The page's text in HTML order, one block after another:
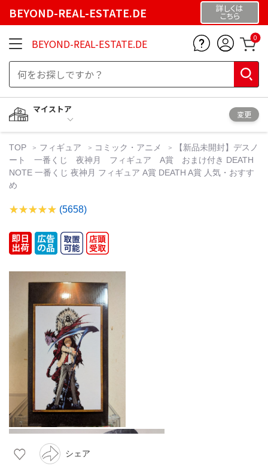
BEYOND-REAL-ESTATE.DE 詳しくは
こちら
BEYOND-REAL-ESTATE.DE 0
マイストア
変更
TOP フィギュア コミック・アニメ
【新品未開封】デスノ
ート 一番くじ 夜神月 フィギュア A賞 おまけ付き DEATH
NOTE 一番くじ 夜神月 フィギュア A賞 DEATH A賞 人気・おすす
め
(5658)
シェア